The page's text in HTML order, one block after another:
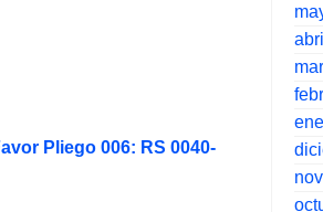
Pliego 006: RS 0040-